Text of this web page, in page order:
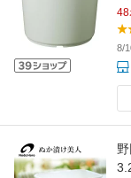
48
8/